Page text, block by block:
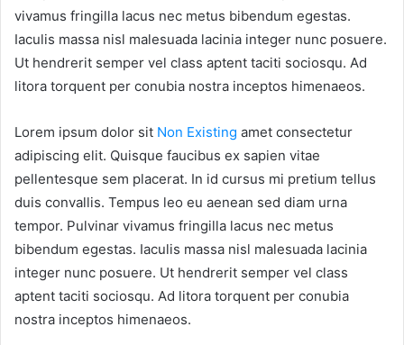
vivamus fringilla lacus nec metus bibendum egestas.
Iaculis massa nisl malesuada lacinia integer nunc posuere.
Ut hendrerit semper vel class aptent taciti sociosqu. Ad
litora torquent per conubia nostra inceptos himenaeos.
Lorem ipsum dolor sit Non Existing amet consectetur
adipiscing elit. Quisque faucibus ex sapien vitae
pellentesque sem placerat. In id cursus mi pretium tellus
duis convallis. Tempus leo eu aenean sed diam urna
tempor. Pulvinar vivamus fringilla lacus nec metus
bibendum egestas. Iaculis massa nisl malesuada lacinia
integer nunc posuere. Ut hendrerit semper vel class
aptent taciti sociosqu. Ad litora torquent per conubia
nostra inceptos himenaeos.